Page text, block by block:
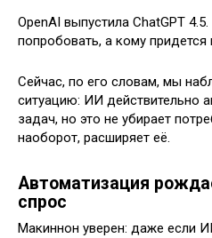
OpenAI выпустила ChatGPT
попробовать, а кому
Сейчас, по его словам, мы
ситуацию: ИИ действительно
задач, но это не убирает
наоборот, расширяет её.
Автоматизация
спрос
Макиннон уверен: даже если